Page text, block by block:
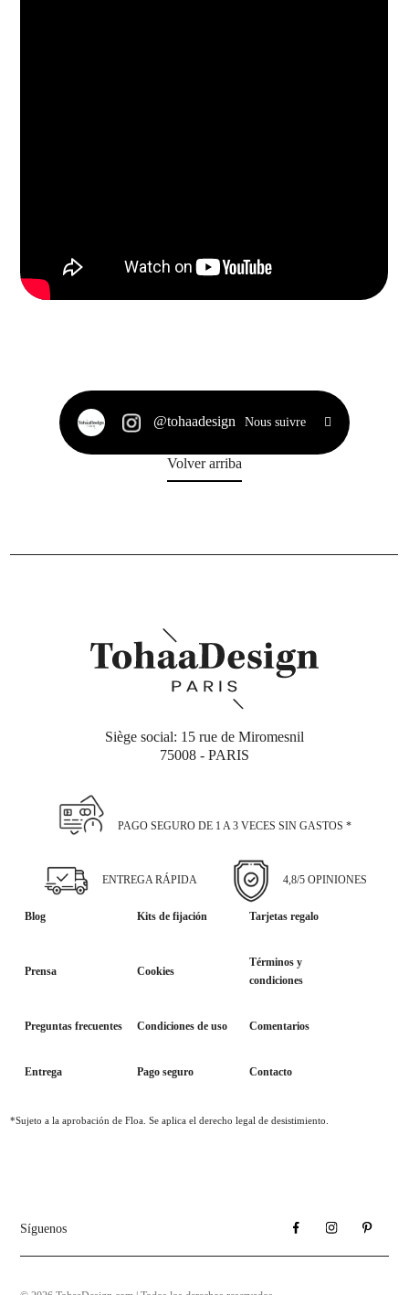
@tohaadesign Nous suivre
Volver arriba
Siège social: 15 rue de Miromesnil
75008 - PARIS
PAGO SEGURO DE 1 A 3 VECES SIN GASTOS *
ENTREGA RÁPIDA 4,8/5 OPINIONES
Blog Kits de fijación Tarjetas regalo
Prensa Cookies
Términos y
condiciones
Preguntas frecuentes Condiciones de uso Comentarios
Entrega Pago seguro Contacto
*Sujeto a la aprobación de Floa. Se aplica el derecho legal de desistimiento.
Síguenos